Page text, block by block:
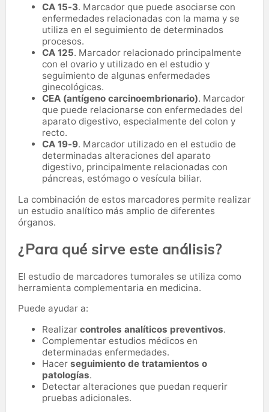
CA 15-3. Marcador que puede asociarse con
enfermedades relacionadas con la mama y se
utiliza en el seguimiento de determinados
procesos.
CA 125. Marcador relacionado principalmente
con el ovario y utilizado en el estudio y
seguimiento de algunas enfermedades
ginecológicas.
CEA (antígeno carcinoembrionario). Marcador
que puede relacionarse con enfermedades del
aparato digestivo, especialmente del colon y
recto.
CA 19-9. Marcador utilizado en el estudio de
determinadas alteraciones del aparato
digestivo, principalmente relacionadas con
páncreas, estómago o vesícula biliar.
La combinación de estos marcadores permite realizar
un estudio analítico más amplio de diferentes
órganos.
¿Para qué sirve este análisis?
El estudio de marcadores tumorales se utiliza como
herramienta complementaria en medicina.
Puede ayudar a:
Realizar controles analíticos preventivos.
Complementar estudios médicos en
determinadas enfermedades.
Hacer seguimiento de tratamientos o
patologías.
Detectar alteraciones que puedan requerir
pruebas adicionales.